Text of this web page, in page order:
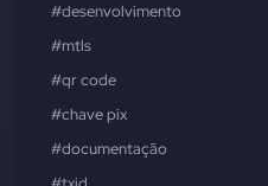
#desenvolvimento
#mtls
#qr code
#chave pix
#documentação